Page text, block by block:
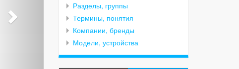
Разделы, группы
Термины, понятия
Компании, бренды
Модели, устройства